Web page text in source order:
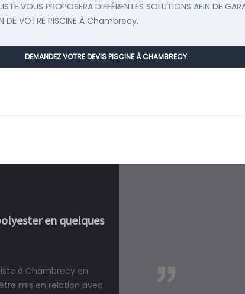
VOUS PROPOSERA DIFFÉRENTES SOLUTIONS AFIN DE
DE VOTRE PISCINE À Chambrecy.
DEMANDEZ VOTRE DEVIS PISCINE À CHAMBRECY
en quelques
à Chambrecy en
mis en relation avec
une piscine est bien